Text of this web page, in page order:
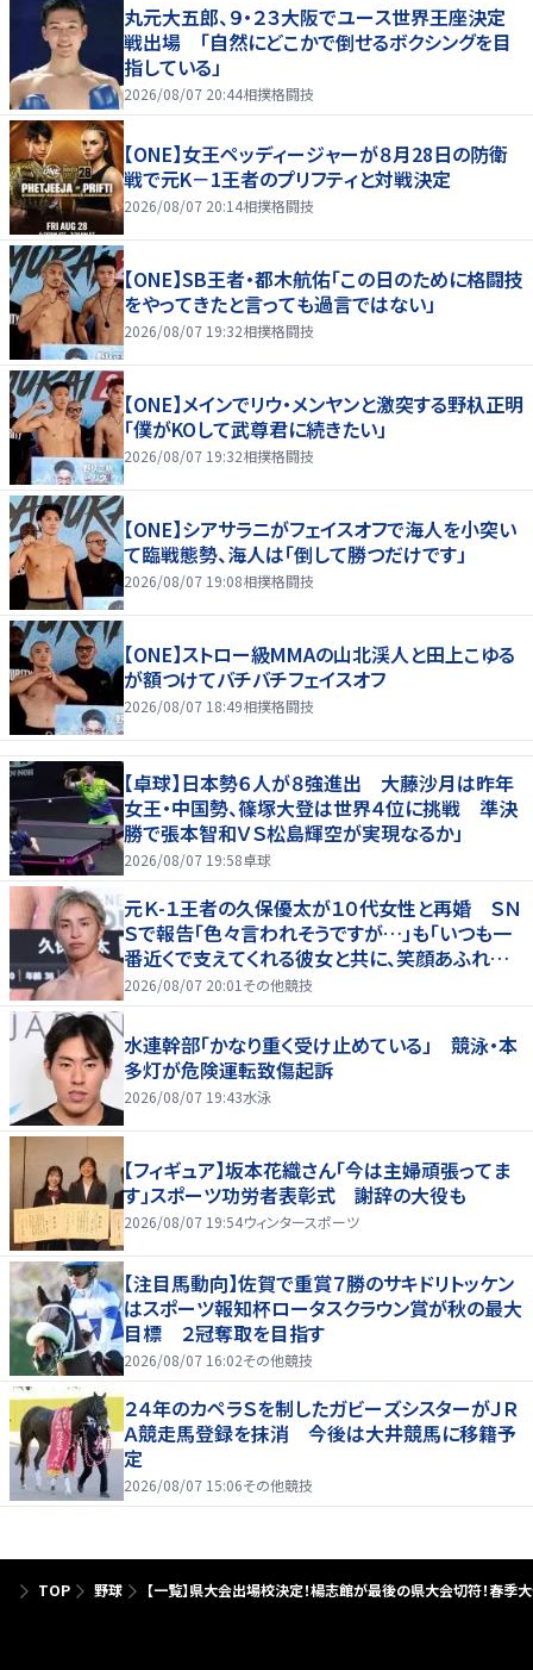
丸元大五郎、９・２３大阪でユース世界王座決定
戦出場 「自然にどこかで倒せるボクシングを目
指している」
2026/08/07 20:44相撲格闘技
【ONE】女王ペッディージャーが８月28日の防衛
戦で元K－1王者のプリフティと対戦決定
2026/08/07 20:14相撲格闘技
【ONE】SB王者・都木航佑「この日のために格闘技
をやってきたと言っても過言ではない」
2026/08/07 19:32相撲格闘技
【ONE】メインでリウ・メンヤンと激突する野杁正明
「僕がKOして武尊君に続きたい」
2026/08/07 19:32相撲格闘技
【ONE】シアサラニがフェイスオフで海人を小突い
て臨戦態勢、海人は「倒して勝つだけです」
2026/08/07 19:08相撲格闘技
【ONE】ストロー級MMAの山北渓人と田上こゆる
が額つけてバチバチフェイスオフ
2026/08/07 18:49相撲格闘技
【卓球】日本勢６人が８強進出 大藤沙月は昨年
女王・中国勢、篠塚大登は世界４位に挑戦 準決
勝で張本智和ＶＳ松島輝空が実現なるか」
2026/08/07 19:58卓球
元Ｋ-１王者の久保優太が１０代女性と再婚 ＳＮ
Ｓで報告「色々言われそうですが…」も「いつも一
番近くで支えてくれる彼女と共に、笑顔あふれる
家庭を築いていきたい」
2026/08/07 20:01 その他競技
水連幹部「かなり重く受け止めている」 競泳・本
多灯が危険運転致傷起訴
2026/08/07 19:43水泳
【フィギュア】坂本花織さん「今は主婦頑張ってま
す」スポーツ功労者表彰式 謝辞の大役も
2026/08/07 19:54ウィンタースポーツ
【注目馬動向】佐賀で重賞７勝のサキドリトッケン
はスポーツ報知杯ロータスクラウン賞が秋の最大
目標 ２冠奪取を目指す
2026/08/07 16:02その他競技
２４年のカペラＳを制したガビーズシスターがＪＲ
Ａ競走馬登録を抹消 今後は大井競馬に移籍予
定
2026/08/07 15:06その他競技
TOP 野球 【一覧】県大会出場校決定！楊志館が最後の県大会切符！春